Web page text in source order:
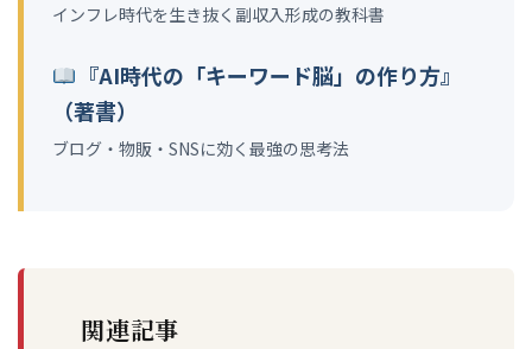
インフレ時代を生き抜く副収入形成の教科書
『AI時代の「キーワード脳」の作り方』
（著書）
ブログ・物販・SNSに効く最強の思考法
関連記事